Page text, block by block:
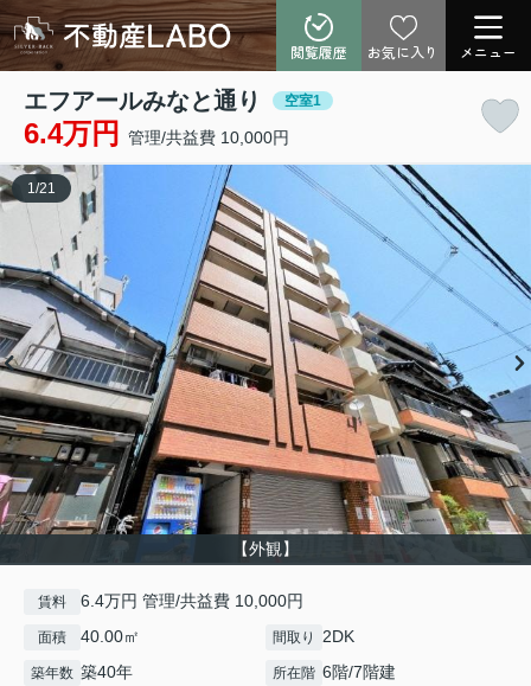
閲覧履歴 お気に入り メニュー
エフアールみなと通り 空室1
6.4万円 管理/共益費 10,000円
【外観】
1 /21
賃料 6.4万円 管理/共益費 10,000円
面積 40.00㎡ 間取り 2DK
築年数 築40年 所在階 6階/7階建